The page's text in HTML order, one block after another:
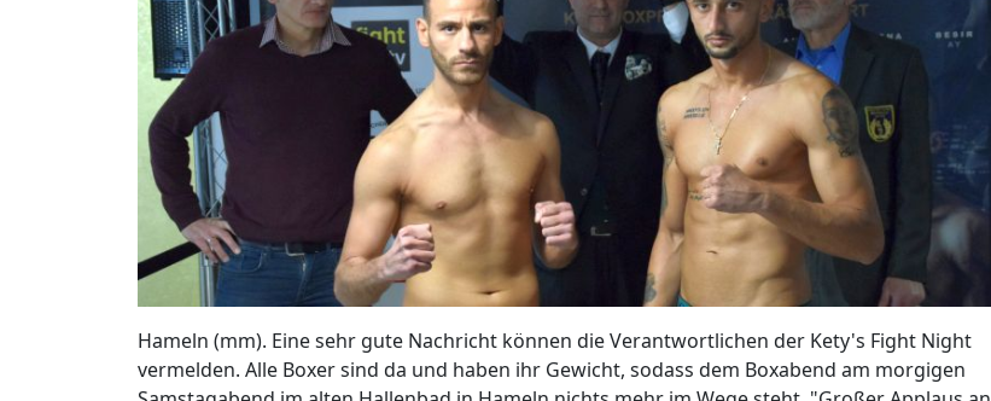
Hameln (mm). Eine sehr gute Nachricht können die Verantwortlichen der Kety's Fight Night
vermelden. Alle Boxer sind da und haben ihr Gewicht, sodass dem Boxabend am morgigen